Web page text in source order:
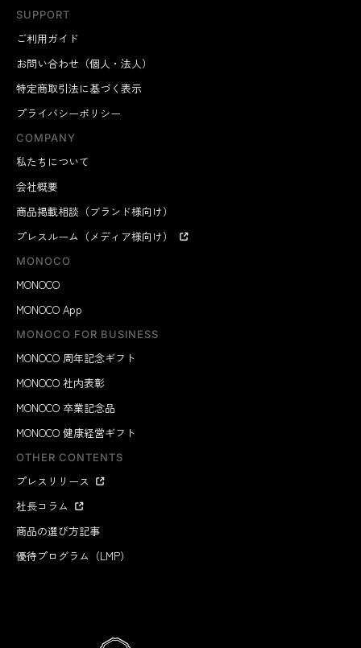
SUPPORT
ご利用ガイド
お問い合わせ（個人・法人）
特定商取引法に基づく表示
プライバシーポリシー
COMPANY
私たちについて
会社概要
商品掲載相談（ブランド様向け）
プレスルーム（メディア様向け）
MONOCO
MONOCO
MONOCO App
MONOCO FOR BUSINESS
MONOCO 周年記念ギフト
MONOCO 社内表彰
MONOCO 卒業記念品
MONOCO 健康経営ギフト
OTHER CONTENTS
プレスリリース
社長コラム
商品の選び方記事
優待プログラム（LMP）